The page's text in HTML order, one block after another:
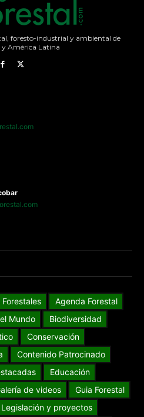
foresto-industrial y ambiental de
América Latina
Agenda Forestal
Mundo
Biodiversidad
Conservación
Contenido Patrocinado
Educación
de videos
Guia Forestal
Legislación y proyectos